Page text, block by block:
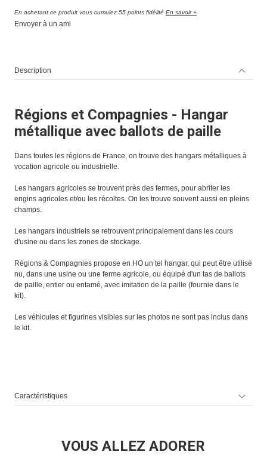
En achetant ce produit vous cumulez 55 points fidélité En savoir +
Envoyer à un ami
Description
Régions et Compagnies - Hangar
métallique avec ballots de paille
Dans toutes les régions de France, on trouve des hangars métalliques à
vocation agricole ou industrielle.
Les hangars agricoles se trouvent près des fermes, pour abriter les
engins agricoles et/ou les récoltes. On les trouve souvent aussi en pleins
champs.
Les hangars industriels se retrouvent principalement dans les cours
d'usine ou dans les zones de stockage.
Régions & Compagnies propose en HO un tel hangar, qui peut être utilisé
nu, dans une usine ou une ferme agricole, ou équipé d'un tas de ballots
de paille, entier ou entamé, avec imitation de la paille (fournie dans le
kit).
Les véhicules et figurines visibles sur les photos ne sont pas inclus dans
le kit.
Caractéristiques
VOUS ALLEZ ADORER